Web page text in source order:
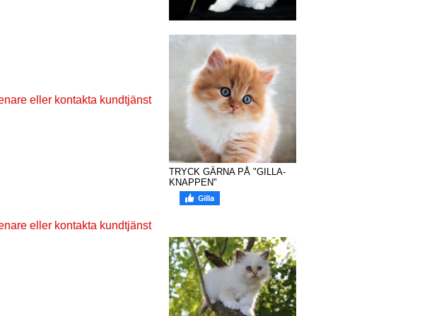
TRYCK GÄRNA PÅ "GILLA-
KNAPPEN"